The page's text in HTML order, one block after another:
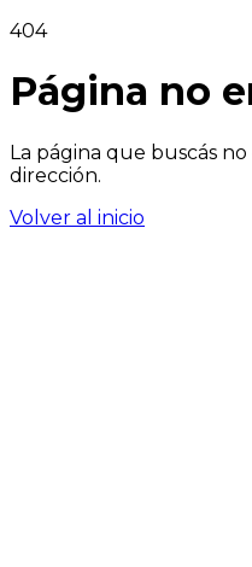
404
Página no
La página que buscás
dirección.
Volver al inicio